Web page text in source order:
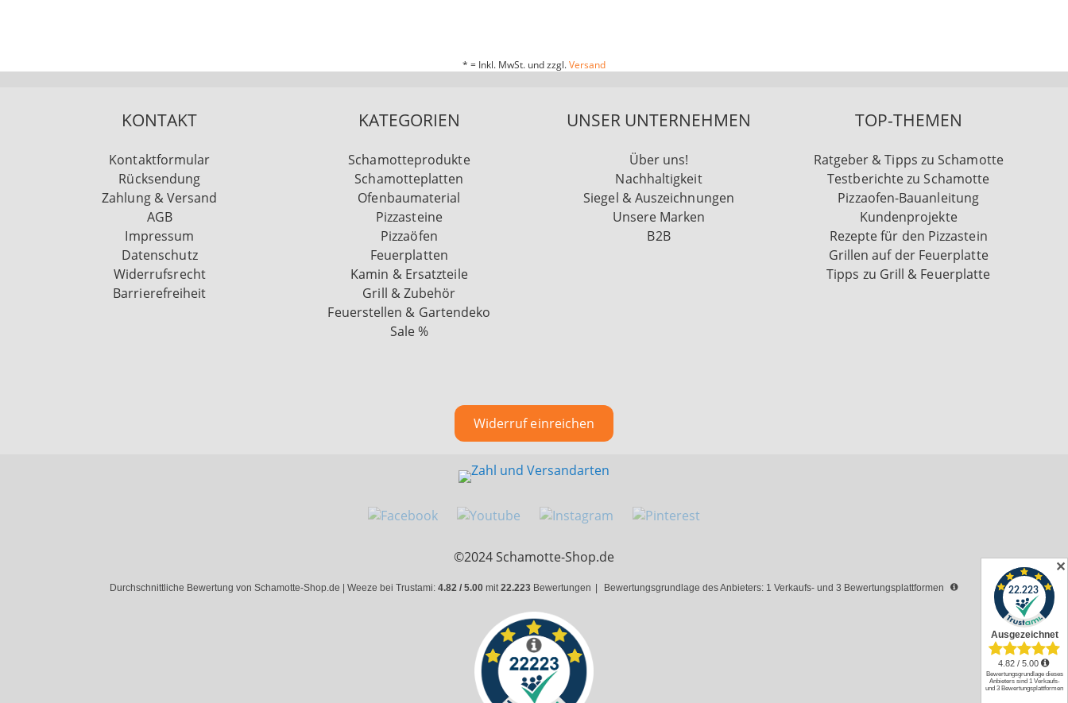
* = Inkl. MwSt. und zzgl.Versand
KONTAKT
Kontaktformular
Rücksendung
Zahlung & Versand
AGB
Impressum
Datenschutz
Widerrufsrecht
Barrierefreiheit
KATEGORIEN
Schamotteprodukte
Schamotteplatten
Ofenbaumaterial
Pizzasteine
Pizzaöfen
Feuerplatten
Kamin & Ersatzteile
Grill & Zubehör
Feuerstellen & Gartendeko
Sale %
UNSER UNTERNEHMEN
Über uns!
Nachhaltigkeit
Siegel & Auszeichnungen
Unsere Marken
B2B
TOP-THEMEN
Ratgeber & Tipps zu Schamotte
Testberichte zu Schamotte
Pizzaofen-Bauanleitung
Kundenprojekte
Rezepte für den Pizzastein
Grillen auf der Feuerplatte
Tipps zu Grill & Feuerplatte
Widerruf einreichen
©2024 Schamotte-Shop.de
Durchschnittliche Bewertung von Schamotte-Shop.de | Weeze bei Trustami: 4.82 / 5.00mit22.223 Bewertungen Bewertungsgrundlage des Anbieters: 1 Verkaufs- und 3 Bewertungsplattformen
✕